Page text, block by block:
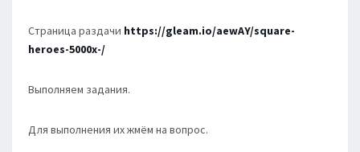
Страница раздачи https://gleam.io/aewAY/square-
heroes-5000x-/
Выполняем задания.
Для выполнения их жмём на вопрос.